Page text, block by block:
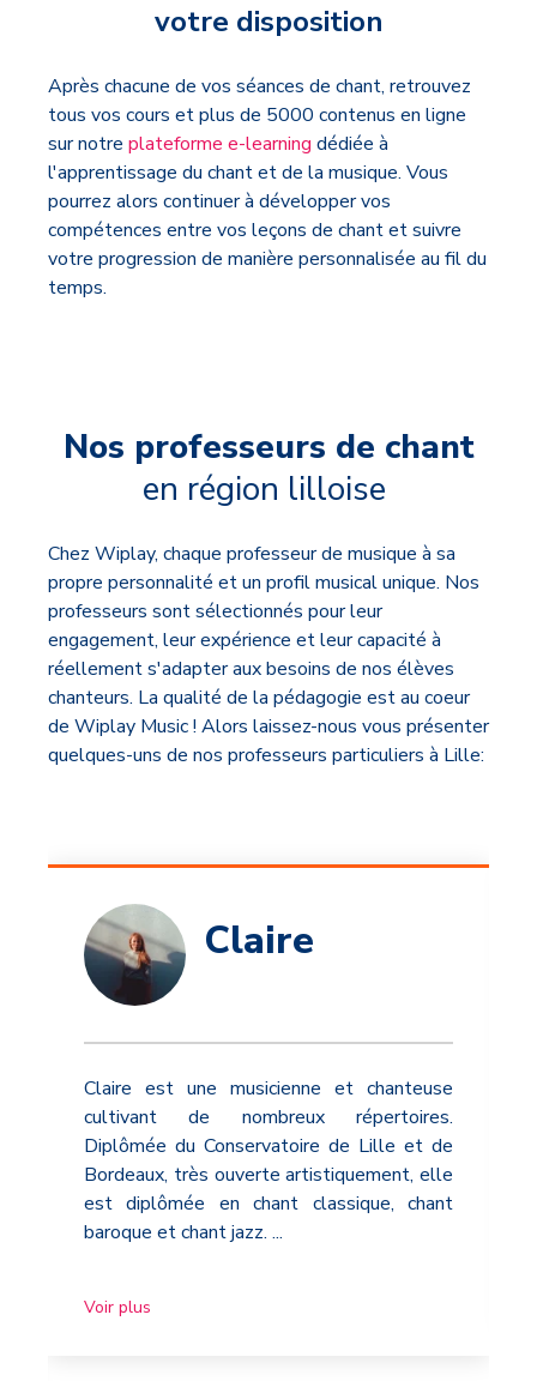
votre disposition
Après chacune de vos séances de chant, retrouvez
tous vos cours et plus de 5000 contenus en ligne
sur notre plateforme e-learning dédiée à
l'apprentissage du chant et de la musique. Vous
pourrez alors continuer à développer vos
compétences entre vos leçons de chant et suivre
votre progression de manière personnalisée au fil du
temps.
Nos professeurs de chant
en région lilloise
Chez Wiplay, chaque professeur de musique à sa
propre personnalité et un profil musical unique. Nos
professeurs sont sélectionnés pour leur
engagement, leur expérience et leur capacité à
réellement s'adapter aux besoins de nos élèves
chanteurs. La qualité de la pédagogie est au coeur
de Wiplay Music ! Alors laissez-nous vous présenter
quelques-uns de nos professeurs particuliers à Lille:
Claire
Claire est une musicienne et chanteuse
cultivant de nombreux répertoires.
Diplômée du Conservatoire de Lille et de
Bordeaux, très ouverte artistiquement, elle
est diplômée en chant classique, chant
baroque et chant jazz. ...
Voir plus